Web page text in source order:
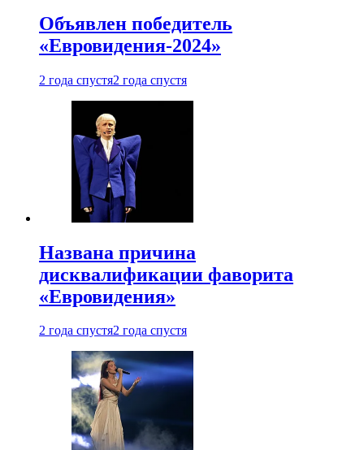
Объявлен победитель
«Евровидения-2024»
2 года спустя2 года спустя
Названа причина
дисквалификации фаворита
«Евровидения»
2 года спустя2 года спустя